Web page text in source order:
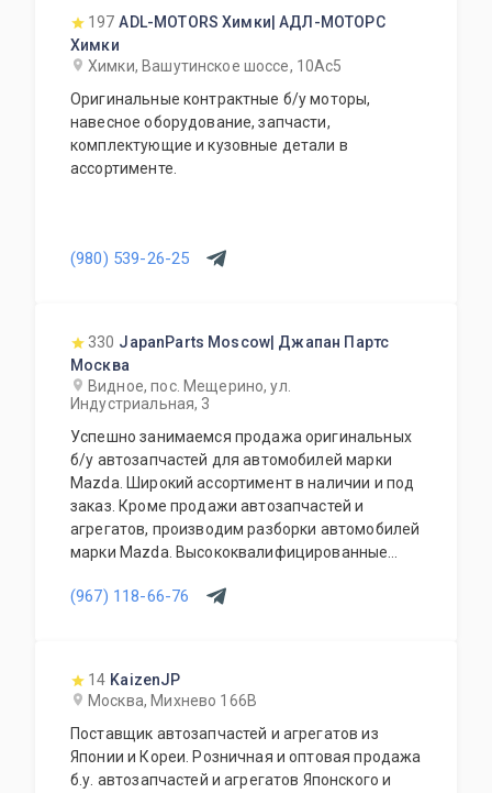
197 ADL-MOTORS Химки| АДЛ-МОТОРС
Химки
Химки, Вашутинское шоссе, 10Ас5
Оригинальные контрактные б/у моторы,
навесное оборудование, запчасти,
комплектующие и кузовные детали в
ассортименте.
(980) 539-26-25
330 JapanParts Moscow| Джапан Партс
Москва
Видное, пос. Мещерино, ул.
Индустриальная, 3
Успешно занимаемся продажа оригинальных
б/у автозапчастей для автомобилей марки
Mazda. Широкий ассортимент в наличии и под
заказ. Кроме продажи автозапчастей и
агрегатов, производим разборки автомобилей
марки Mazda. Высококвалифицированные
его виды. В нашем автосервисе проводится
дополнительное оборудование для Вашего
автомобиля. Гарантия качества на все услуги
и продукцию. Квалифицированные
специалисты. Мы работаем для Вас каждый
день.
(967) 118-66-76
14 KaizenJP
Москва, Михнево 166В
Поставщик автозапчастей и агрегатов из
Японии и Кореи. Розничная и оптовая продажа
б.у. автозапчастей и агрегатов Японского и